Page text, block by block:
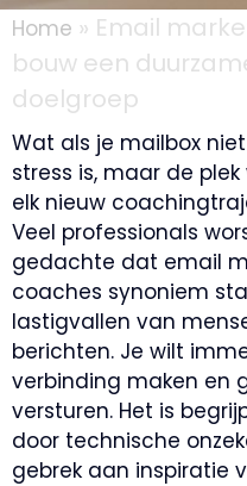
Home » Email
bouw een
doelgroep
Wat als je mailbox
stress is, maar de
elk nieuw
Veel professionals
gedachte dat email
coaches synoniem
lastigvallen van
berichten. Je wilt
verbinding maken en
versturen. Het is
door technische
gebrek aan inspiratie